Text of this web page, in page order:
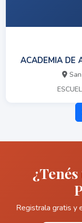
ACADEMIA DE
Registrala gratis y